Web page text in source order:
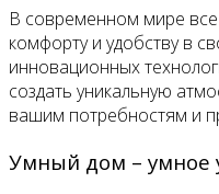
В современном мире
комфорту и удобству в
инновационных
создать уникальную
вашим потребностям и
Умный дом – умное